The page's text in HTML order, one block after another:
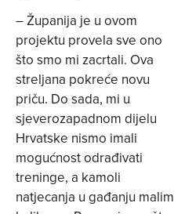
– Županija je u ovom
projektu provela sve ono
što smo mi zacrtali. Ova
streljana pokreće novu
priču. Do sada, mi u
sjeverozapadnom dijelu
Hrvatske nismo imali
mogućnost odrađivati
treninge, a kamoli
natjecanja u gađanju malim